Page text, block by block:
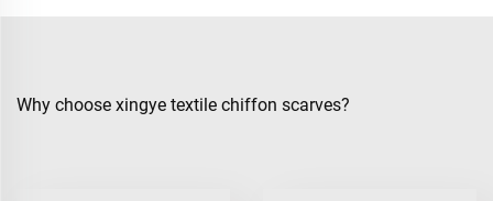
Why choose xingye textile chiffon scarves?